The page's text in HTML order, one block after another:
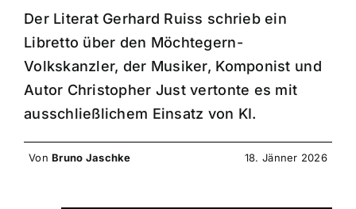
Der Literat Gerhard Ruiss schrieb ein
Libretto über den Möchtegern-
Volkskanzler, der Musiker, Komponist und
Autor Christopher Just vertonte es mit
ausschließlichem Einsatz von KI.
VonBruno Jaschke 18. Jänner 2026